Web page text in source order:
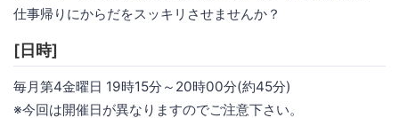
仕事帰りにからだをスッキリさせませんか？
[日時]
毎月第4金曜日 19時15分～20時00分(約45分)
※今回は開催日が異なりますのでご注意下さい。